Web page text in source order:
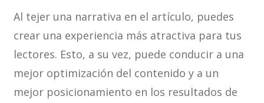
Al tejer una narrativa en el artículo, puedes
crear una experiencia más atractiva para tus
lectores. Esto, a su vez, puede conducir a una
mejor optimización del contenido y a un
mejor posicionamiento en los resultados de